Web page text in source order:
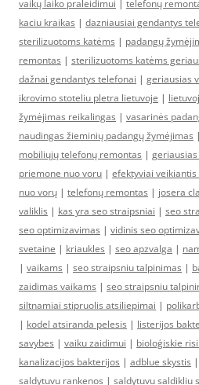
vaikų laiko praleidimui | telefonų
kaciu kraikas | dazniausiai gendantys
sterilizuotoms katėms | padangų
remontas | sterilizuotoms katėms
dažnai gendantys telefonai | geriausias
ikrovimo stoteliu pletra lietuvoje |
žymėjimas reikalingas | vasarinės
naudingas žieminių padangų žymėjimas |
mobiliųjų telefonų remontas |
priemone nuo voru | efektyviai
nuo vorų | telefonų remontas | josera
valiklis | kas yra seo straipsniai | seo
seo optimizavimas | vidinis seo
svetaine | kriaukles | seo apzvalga |
| vaikams | seo straipsniu talpinimas |
zaidimas vaikams | seo straipsniu
siltnamiai stipruolis atsiliepimai |
| kodel atsiranda pelesis | listerijos
savybes | vaiku zaidimui | bioloģiskie
kanalizacijos bakterijos | adblue skystis |
saldytuvu rankenos | saldytuvu saldikliu